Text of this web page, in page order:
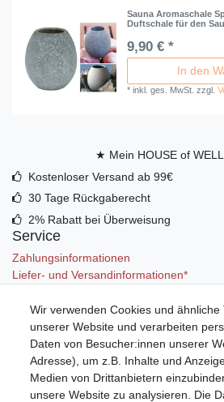
Sauna Aromaschale
Duftschale für den
9,90 € *
In den
*inkl. ges. MwSt. zzgl.
★ Mein HOUSE of
Kostenloser Versand ab 99€
30 Tage Rückgaberecht
2% Rabatt bei Überweisung
Service
Zahlungsinformationen
Liefer- und Versandinformationen*
Mein Konto
Registrieren
Anmelden (Login)
Warenkorb
Wir verwenden Cookies und ähnliche
unserer Website und verarbeiten
Daten von Besucher:innen unserer
Adresse), um z.B. Inhalte und
Medien von Drittanbietern
unsere Website zu analysieren. Die